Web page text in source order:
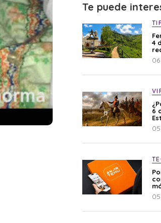
Te puede
4
6